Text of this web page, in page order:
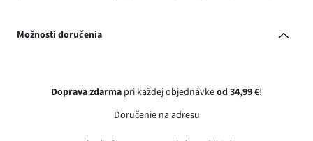
Možnosti doručenia
Doprava zdarma pri každej objednávkeod 34,99 €!
Doručenie na adresu